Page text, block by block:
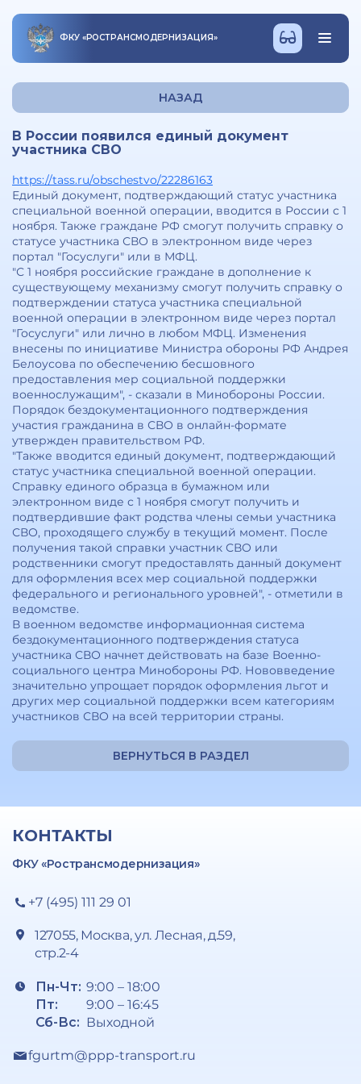
ФКУ «РОСТРАНСМОДЕРНИЗАЦИЯ»
НАЗАД
В России появился единый документ
участника СВО
https://tass.ru/obschestvo/22286163
Единый документ, подтверждающий статус участника
специальной военной операции, вводится в России с 1
ноября. Также граждане РФ смогут получить справку о
статусе участника СВО в электронном виде через
портал "Госуслуги" или в МФЦ.
"С 1 ноября российские граждане в дополнение к
существующему механизму смогут получить справку о
подтверждении статуса участника специальной
военной операции в электронном виде через портал
"Госуслуги" или лично в любом МФЦ. Изменения
внесены по инициативе Министра обороны РФ Андрея
Белоусова по обеспечению бесшовного
предоставления мер социальной поддержки
военнослужащим", - сказали в Минобороны России.
Порядок бездокументационного подтверждения
участия гражданина в СВО в онлайн-формате
утвержден правительством РФ.
"Также вводится единый документ, подтверждающий
статус участника специальной военной операции.
Справку единого образца в бумажном или
электронном виде с 1 ноября смогут получить и
подтвердившие факт родства члены семьи участника
СВО, проходящего службу в текущий момент. После
получения такой справки участник СВО или
родственники смогут предоставлять данный документ
для оформления всех мер социальной поддержки
федерального и регионального уровней", - отметили в
ведомстве.
В военном ведомстве информационная система
бездокументационного подтверждения статуса
участника СВО начнет действовать на базе Военно-
социального центра Минобороны РФ. Нововведение
значительно упрощает порядок оформления льгот и
других мер социальной поддержки всем категориям
участников СВО на всей территории страны.
ВЕРНУТЬСЯ В РАЗДЕЛ
КОНТАКТЫ
ФКУ «Ространсмодернизация»
+7 (495) 111 29 01
127055, Москва, ул. Лесная, д.59,
стр.2-4
Пн-Чт:
Пт:
Сб-Вс:
9:00 – 18:00
9:00 – 16:45
Выходной
fgurtm@ppp-transport.ru